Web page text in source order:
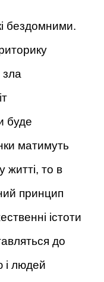
бездомними.
зла
буде
матимуть
житті, то в
принцип
істоти
до
і людей